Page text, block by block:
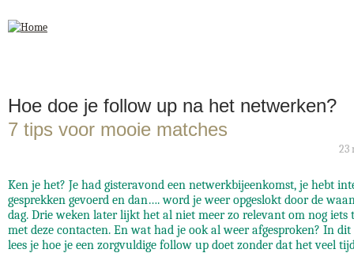
Hoe doe je follow up na het netwerken?
7 tips voor mooie matches
23
Ken je het? Je had gisteravond een netwerkbijeenkomst, je hebt
gesprekken gevoerd en dan…. word je weer opgeslokt door de
dag. Drie weken later lijkt het al niet meer zo relevant om nog iets
met deze contacten. En wat had je ook al weer afgesproken? In
lees je hoe je een zorgvuldige follow up doet zonder dat het veel